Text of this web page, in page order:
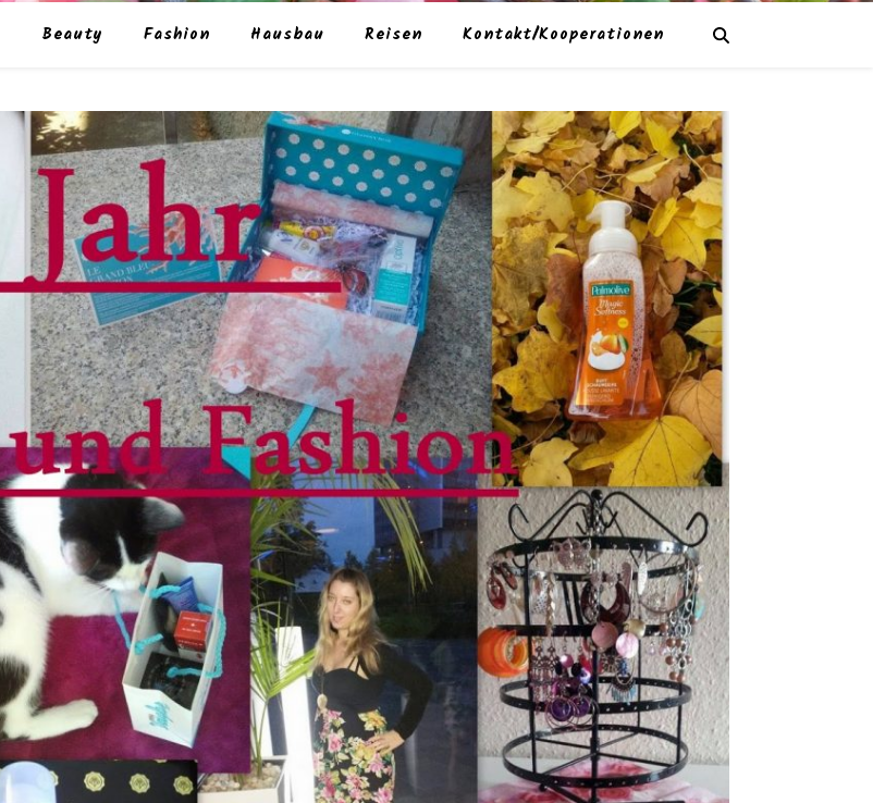
Beauty Fashion Hausbau Reisen Kontakt/Kooperationen